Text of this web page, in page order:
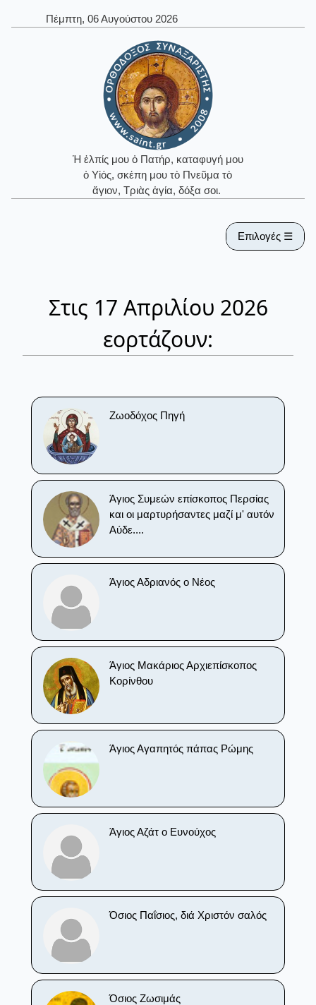
Πέμπτη, 06 Αυγούστου 2026
Ἡ ἐλπίς μου ὁ Πατήρ, καταφυγή μου
ὁ Υἱός, σκέπη μου τὸ Πνεῦμα τὸ
ἅγιον, Τριὰς ἁγία, δόξα σοι.
Επιλογές ☰
Στις 17 Απριλίου 2026
εορτάζουν:
Ζωοδόχος Πηγή
Άγιος Συμεών επίσκοπος Περσίας
και οι μαρτυρήσαντες μαζί μ' αυτόν
Αύδε....
Άγιος Αδριανός ο Νέος
Άγιος Μακάριος Αρχιεπίσκοπος
Κορίνθου
Άγιος Αγαπητός πάπας Ρώμης
Άγιος Αζάτ ο Ευνούχος
Όσιος Παΐσιος, διά Χριστόν σαλός
Όσιος Ζωσιμάς